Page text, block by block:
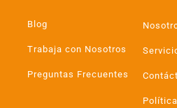
Blog
Trabaja con Nosotros
Preguntas Frecuentes